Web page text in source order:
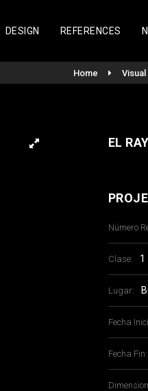
DESIGN REFERENCES
Home
EL
Número
Clase: 1
Lugar:
Fecha
Fecha Fin: